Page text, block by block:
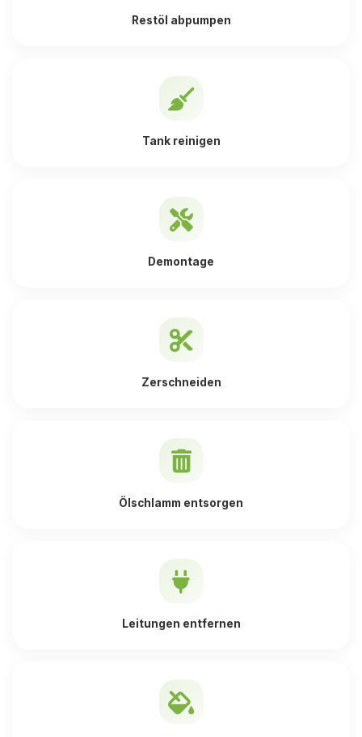
Restöl abpumpen
Tank reinigen
Demontage
Zerschneiden
Ölschlamm entsorgen
Leitungen entfernen